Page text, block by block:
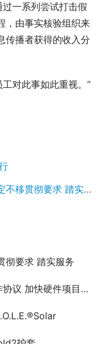
一系列尝试打击假
，由事实核验组织来
传播者获得的收入分
对此事如此重视。”
移贯彻要求 踏实服务
彻要求 踏实服务
加快硬件项目开发